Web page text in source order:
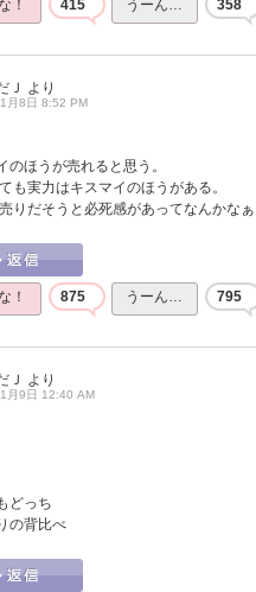
！ 415 うーん… 358
Ｊ より
月8日 8:52 PM
のほうが売れると思う。
も実力はキスマイのほうがある。
りだそうと必死感があってなんかな
！ 875 うーん… 795
Ｊ より
月9日 12:40 AM
どっち
の背比べ